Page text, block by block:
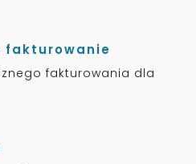
fakturowanie
fakturowania dla